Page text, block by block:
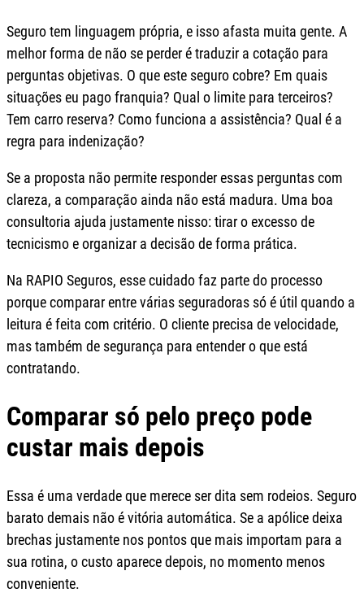
Seguro tem linguagem própria, e isso afasta muita gente. A
melhor forma de não se perder é traduzir a cotação para
perguntas objetivas. O que este seguro cobre? Em quais
situações eu pago franquia? Qual o limite para terceiros?
Tem carro reserva? Como funciona a assistência? Qual é a
regra para indenização?
Se a proposta não permite responder essas perguntas com
clareza, a comparação ainda não está madura. Uma boa
consultoria ajuda justamente nisso: tirar o excesso de
tecnicismo e organizar a decisão de forma prática.
Na RAPIO Seguros, esse cuidado faz parte do processo
porque comparar entre várias seguradoras só é útil quando a
leitura é feita com critério. O cliente precisa de velocidade,
mas também de segurança para entender o que está
contratando.
Comparar só pelo preço pode
custar mais depois
Essa é uma verdade que merece ser dita sem rodeios. Seguro
barato demais não é vitória automática. Se a apólice deixa
brechas justamente nos pontos que mais importam para a
sua rotina, o custo aparece depois, no momento menos
conveniente.